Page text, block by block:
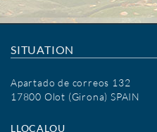
SITUATION
Apartado de correos 132
17800 Olot (Girona) SPAIN
LLOCALOU